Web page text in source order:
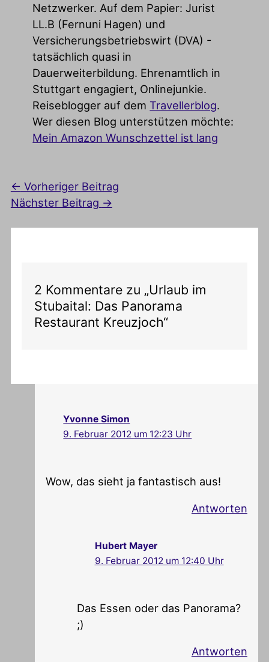
Netzwerker. Auf dem Papier: Jurist
LL.B (Fernuni Hagen) und
Versicherungsbetriebswirt (DVA) -
tatsächlich quasi in
Dauerweiterbildung. Ehrenamtlich in
Stuttgart engagiert, Onlinejunkie.
Reiseblogger auf dem Travellerblog.
Wer diesen Blog unterstützen möchte:
Mein Amazon Wunschzettel ist lang
← Vorheriger Beitrag
Nächster Beitrag →
2 Kommentare zu „Urlaub im
Stubaital: Das Panorama
Restaurant Kreuzjoch“
Yvonne Simon
9. Februar 2012 um 12:23 Uhr
Wow, das sieht ja fantastisch aus!
Antworten
Hubert Mayer
9. Februar 2012 um 12:40 Uhr
Das Essen oder das Panorama?
;)
Antworten